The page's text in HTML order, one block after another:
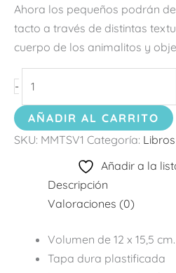
Ahora los pequeños podrán
tacto a través de distintas
cuerpo de los animalitos y
-
AÑADIR AL CARRITO
SKU: MMTSV1 Categoría:
Añadir a la
Descripción
Valoraciones (0)
Volumen de 12 x 15,5 cm.
Tapa dura plastificada